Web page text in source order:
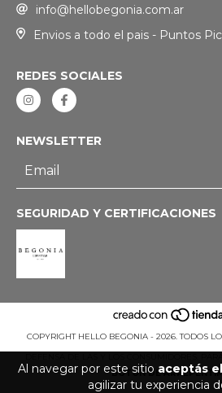
Al navegar por este sitio aceptás
agilizar tu experiencia
info@hellobegonia.com.ar
Envios a todo el pais - Puntos
REDES SOCIALES
NEWSLETTER
SEGURIDAD Y CERTIFICACIONES
COPYRIGHT HELLO BEGONIA - 2026. TODOS
BOTÓN DE